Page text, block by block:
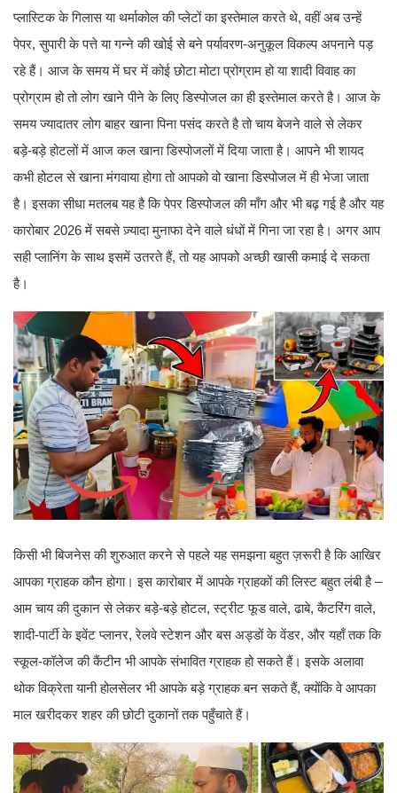
प्लास्टिक के गिलास या थर्माकोल की प्लेटों का इस्तेमाल करते थे, वहीं अब उन्हें
पेपर, सुपारी के पत्ते या गन्ने की खोई से बने पर्यावरण-अनुकूल विकल्प अपनाने पड़
रहे हैं। आज के समय में घर में कोई छोटा मोटा प्रोग्राम हो या शादी विवाह का
प्रोग्राम हो तो लोग खाने पीने के लिए डिस्पोजल का ही इस्तेमाल करते है। आज के
समय ज्यादातर लोग बाहर खाना पिना पसंद करते है तो चाय बेजने वाले से लेकर
बड़े-बड़े होटलों में आज कल खाना डिस्पोजलों में दिया जाता है। आपने भी शायद
कभी होटल से खाना मंगवाया होगा तो आपको वो खाना डिस्पोजल में ही भेजा जाता
है। इसका सीधा मतलब यह है कि पेपर डिस्पोजल की माँग और भी बढ़ गई है और यह
कारोबार 2026 में सबसे ज़्यादा मुनाफा देने वाले धंधों में गिना जा रहा है। अगर आप
सही प्लानिंग के साथ इसमें उतरते हैं, तो यह आपको अच्छी खासी कमाई दे सकता
है।
किसी भी बिजनेस की शुरुआत करने से पहले यह समझना बहुत ज़रूरी है कि आखिर
आपका ग्राहक कौन होगा। इस कारोबार में आपके ग्राहकों की लिस्ट बहुत लंबी है –
आम चाय की दुकान से लेकर बड़े-बड़े होटल, स्ट्रीट फूड वाले, ढाबे, कैटरिंग वाले,
शादी-पार्टी के इवेंट प्लानर, रेलवे स्टेशन और बस अड्डों के वेंडर, और यहाँ तक कि
स्कूल-कॉलेज की कैंटीन भी आपके संभावित ग्राहक हो सकते हैं। इसके अलावा
थोक विक्रेता यानी होलसेलर भी आपके बड़े ग्राहक बन सकते हैं, क्योंकि वे आपका
माल खरीदकर शहर की छोटी दुकानों तक पहुँचाते हैं।